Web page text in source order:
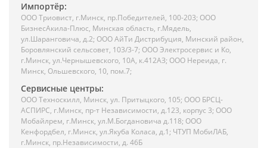
Импортёр:
ООО Триовист, г.Минск, пр.Победителей, 100-203; ООО
БизнесАкила-Плюс, Минская область, г.Мядель,
ул.Шаранговича, д.2; ООО АйТи Дистрибуция, Минский район,
Боровлянский сельсовет, 103/3-7; ООО Электросервис и Ко,
г.Минск, ул.Чернышевского, 10А, к.412АЗ; ООО Нереида, г.
Минск, Ольшевского, 10, пом.7;
Сервисные центры:
ООО Техноскилл, Минск, ул. Притыцкого, 105; ООО БРСЦ-
АСПИРС, г.Минск, пр-т Независимости, д.123, корпус 3; ООО
Мобайлрем, г.Минск, ул.М.Богдановича д.118; ООО
Кенфордбел, г.Минск, ул.Якуба Коласа, д.1; ЧТУП МобиЛАБ,
г.Минск, пр.Независимости, д. 46Б